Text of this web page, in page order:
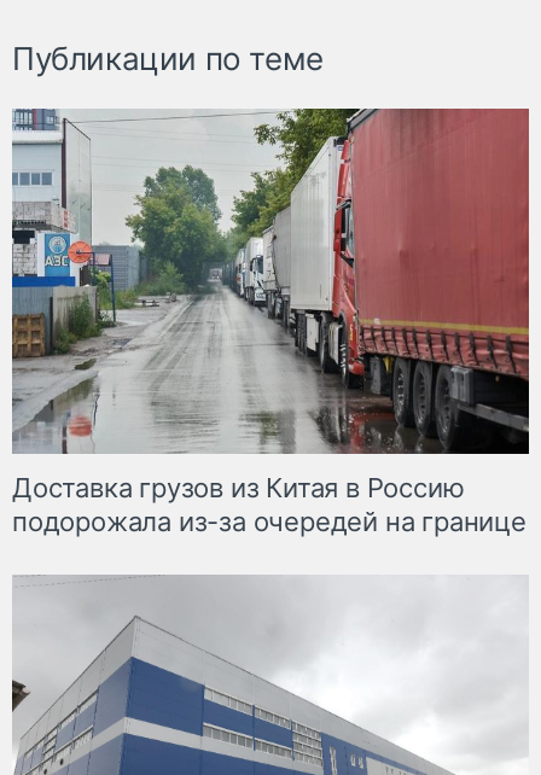
Публикации по теме
Доставка грузов из Китая в Россию
подорожала из-за очередей на границе